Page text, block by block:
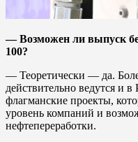
— Возможен ли выпуск
100?
— Теоретически — да.
действительно ведутся и
флагманские проекты,
уровень компаний и
нефтепереработки.